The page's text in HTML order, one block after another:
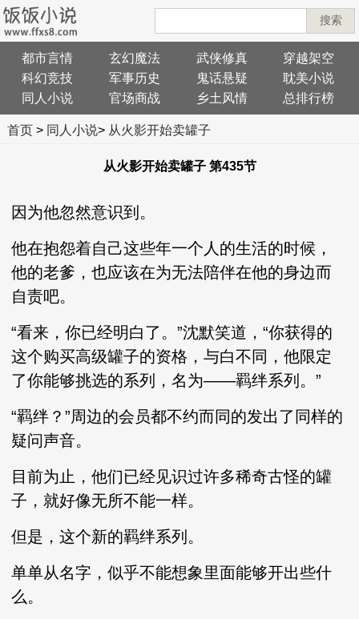
搜索
都市言情 玄幻魔法 武侠修真
穿越架空
科幻竞技
军事历史 鬼话悬疑
耽美小说
同人小说
官场商战 乡土风情 总排行榜
首页> 同人小说> 从火影开始卖罐子
从火影开始卖罐子 第435节
因为他忽然意识到。
他在抱怨着自己这些年一个人的生活的时候，
他的老爹，也应该在为无法陪伴在他的身边而
自责吧。
“看来，你已经明白了。”沈默笑道，“你获得的
这个购买高级罐子的资格，与白不同，他限定
了你能够挑选的系列，名为——羁绊系列。”
“羁绊？”周边的会员都不约而同的发出了同样的
疑问声音。
目前为止，他们已经见识过许多稀奇古怪的罐
子，就好像无所不能一样。
但是，这个新的羁绊系列。
单单从名字，似乎不能想象里面能够开出些什
么。